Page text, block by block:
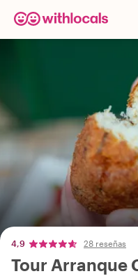
4,9 28 reseñas
Tour Arranque